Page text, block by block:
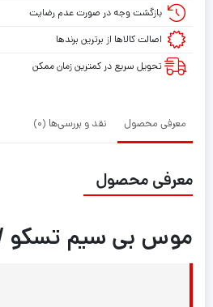
بازگشت وجه در صورت عدم رضایت
اصالت کالاها از برترین برندها
تحویل سریع در کمترین زمان ممکن
معرفی محصول نقد و بررسی‌ها (0)
معرفی محصول
موس بی سیم تسکو TM-640W